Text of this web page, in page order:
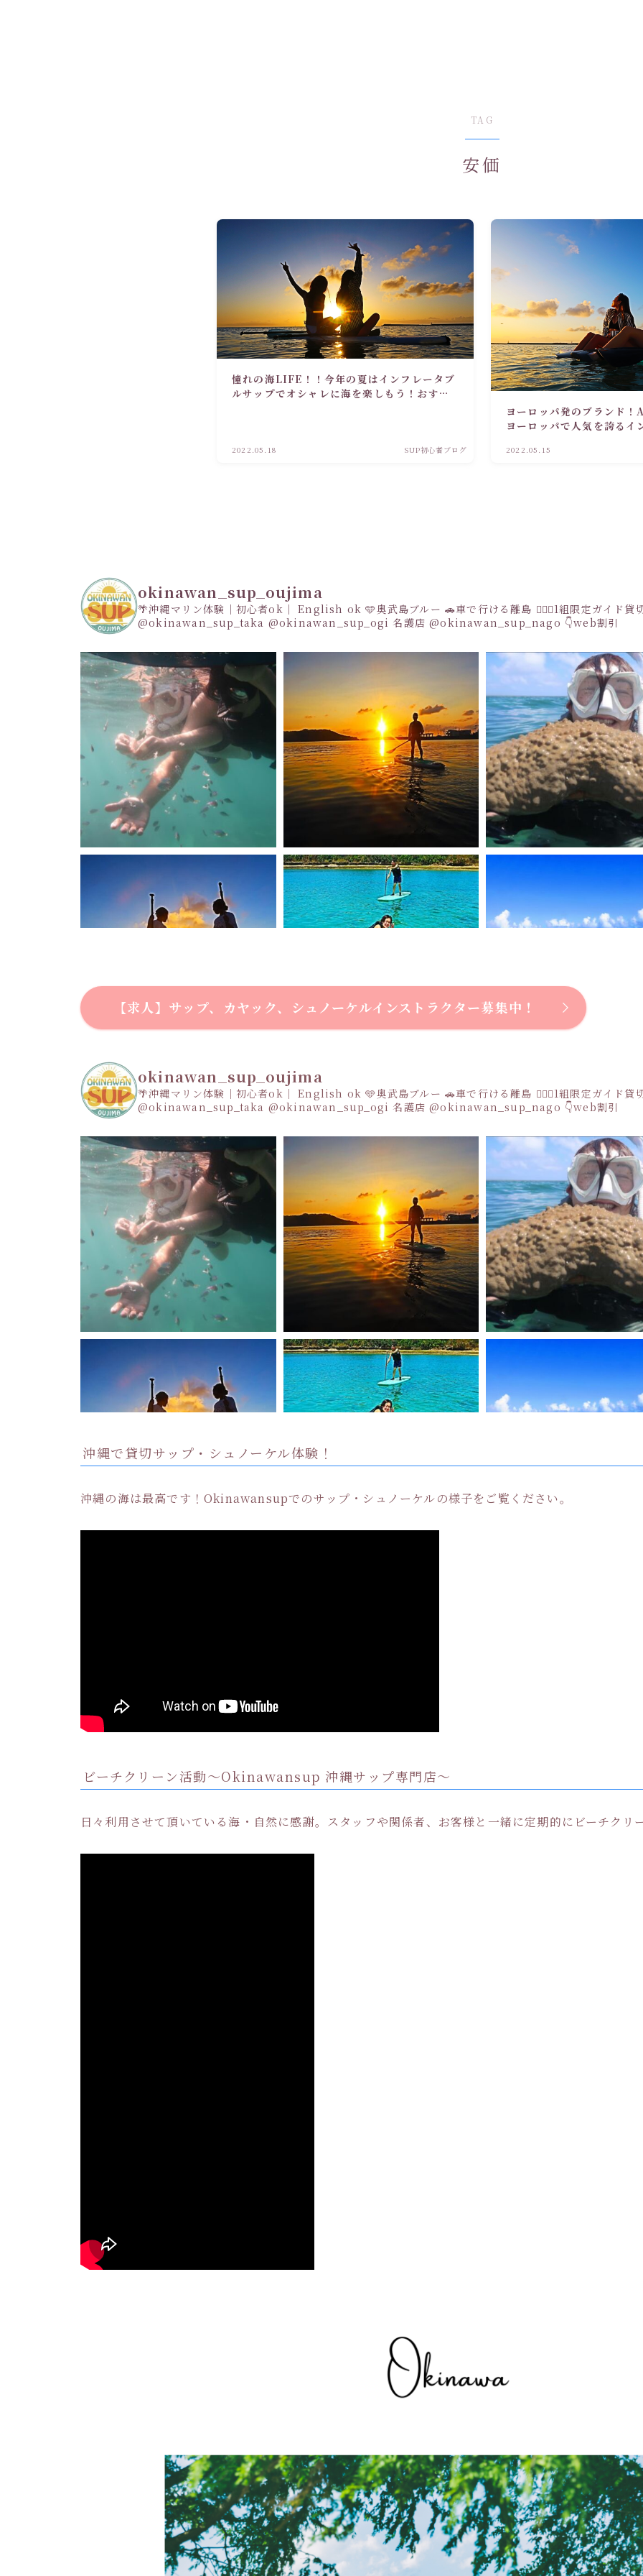
TAG
安価
憧れの海LIFE！！今年の夏はインフレータブ
ルサップでオシャレに海を楽しもう！おすす
2022.05.18 SUP初心者ブログ
ヨーロッパ発のブランド
ヨーロッパで人気を誇るイ
2022.05.15
okinawan_sup_oujima
🌴沖縄マリン体験｜初心者ok｜ English ok 🩵奥武島ブルー 🚗車で行ける離島 👩‍❤️‍👩1組限定ガイド貸
@okinawan_sup_taka @okinawan_sup_ogi名護店 @okinawan_sup_nago 👇web割引
さらに読み込む Instagram でフォロー
【求人】サップ、カヤック、シュノーケルインストラクター募集中！
okinawan_sup_oujima
🌴沖縄マリン体験｜初心者ok｜ English ok 🩵奥武島ブルー 🚗車で行ける離島 👩‍❤️‍👩1組限定ガイド貸
@okinawan_sup_taka @okinawan_sup_ogi 名護店 @okinawan_sup_nago 👇web割引
沖縄で貸切サップ・シュノーケル体験！
沖縄の海は最高です！Okinawansupでのサップ・シュノーケルの様子をご覧ください。
ビーチクリーン活動〜Okinawansup 沖縄サップ専門店〜
日々利用させて頂いている海・自然に感謝。スタッフや関係者、お客様と一緒に定期的にビーチクリ